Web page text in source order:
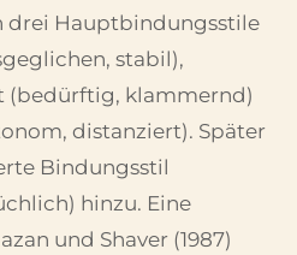
drei Hauptbindungsstile
stabil),
(bedürftig, klammernd)
distanziert). Später
Bindungsstil
hinzu. Eine
und Shaver (1987)